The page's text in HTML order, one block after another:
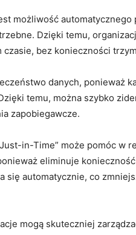
⁤możliwość
Dzięki temu,
bez konieczności
‌danych, ​ponieważ
temu, można szybko
zapobiegawcze.
in-Time” może pomóc w
eliminuje
się automatycznie, co
mogą ⁤skuteczniej